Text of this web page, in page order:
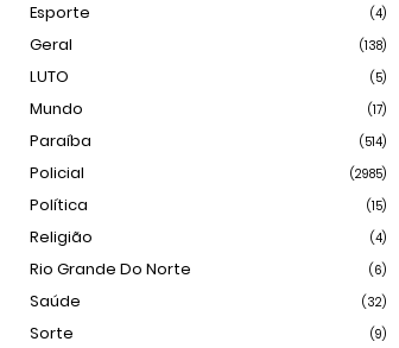
Esporte (4)
Geral (138)
LUTO (5)
Mundo (17)
Paraíba (514)
Policial (2985)
Política (15)
Religião (4)
Rio Grande Do Norte (6)
Saúde (32)
Sorte (9)